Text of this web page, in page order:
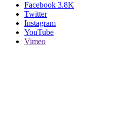
Facebook 3.8K
Twitter
Instagram
YouTube
Vimeo